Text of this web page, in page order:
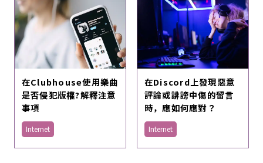
在Clubhouse使用樂曲
是否侵犯版權?解釋注意
事項
Internet
在Discord上發現惡意
評論或誹謗中傷的留言
時，應如何應對？
Internet